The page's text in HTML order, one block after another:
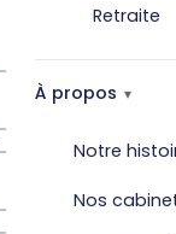
Retraite
À propos
Notre
Nos